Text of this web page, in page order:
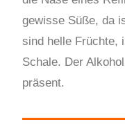
gewisse Süße, da
sind helle Früchte,
Schale. Der
präsent.